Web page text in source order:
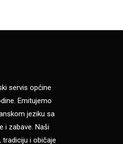
servis općine
Emitujemo
jeziku sa
i zabave. Naši
i običaje